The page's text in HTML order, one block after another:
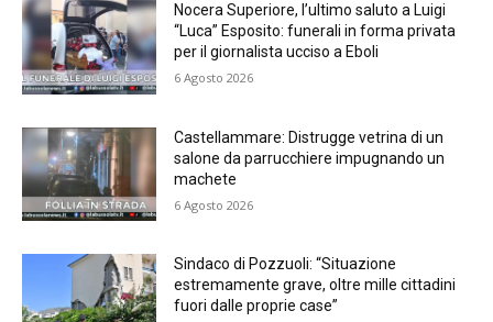
Nocera Superiore, l’ultimo saluto a Luigi
“Luca” Esposito: funerali in forma privata
per il giornalista ucciso a Eboli
6 Agosto 2026
Castellammare: Distrugge vetrina di un
salone da parrucchiere impugnando un
machete
6 Agosto 2026
Sindaco di Pozzuoli: “Situazione
estremamente grave, oltre mille cittadini
fuori dalle proprie case”